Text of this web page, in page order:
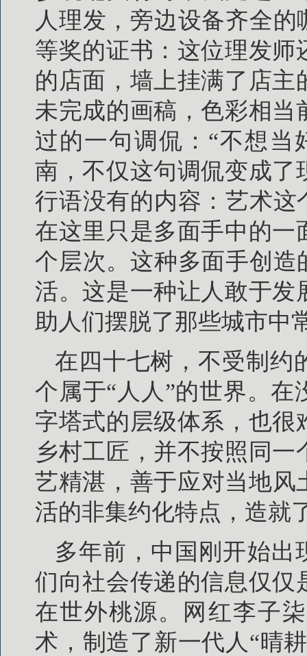
人理发，旁边设备齐全
等奖的证书：这位理发
的店面，墙上挂满了店
未完成的画稿，色彩相
过的一句调侃：“不想当
南，不仅这句调侃变成了
行语没有的内容：艺术这
在这里只是多面手中的一
个层次。这种多面手创造
活。这是一种让人敢于
助人们摆脱了那些城市中
在四十七树，不受制
个属于“人人”的世界。
字塔式的层级体系，也
乡村工匠，并不按照同
艺精湛，善于应对当地
活的非集约化特点，造就
多年前，中国刚开始出
们向社会传递的信息仅仅
在世外桃源。网红李子
术，制造了新一代人“晴